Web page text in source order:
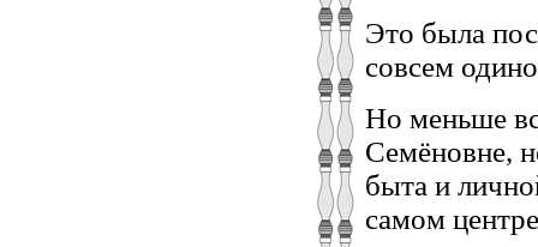
Это была
совсем
Но меньше
Семёновне,
быта и
самом